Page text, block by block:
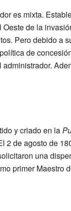
es mixta.
de la
Pero debido a
de
y criado en la
2 de agosto de
una
primer